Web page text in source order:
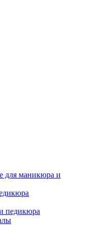
для маникюра и
педикюра